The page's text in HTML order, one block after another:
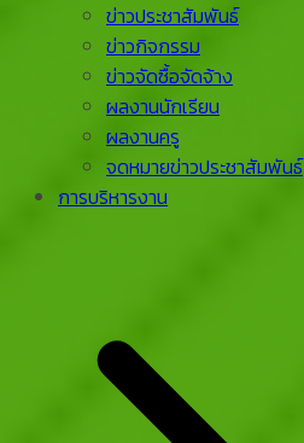
ข่าวประชาสัมพันธ์
ข่าวกิจกรรม
ข่าวจัดซื้อจัดจ้าง
ผลงานนักเรียน
ผลงานครู
จดหมายข่าวประชาสัมพันธ์
การบริหารงาน